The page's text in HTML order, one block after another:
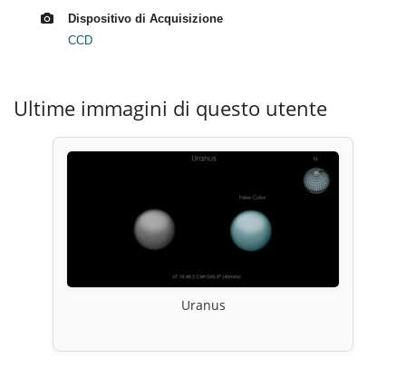
Dispositivo di Acquisizione
CCD
Ultime immagini di questo utente
Uranus